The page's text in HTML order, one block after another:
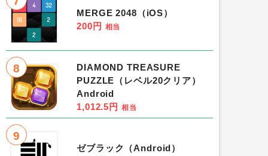
MERGE 2048（iOS）
200円 相当
8
DIAMOND TREASURE
PUZZLE（レベル20クリア）
Android
1,012.5円 相当
9
ゼブラック（Android）